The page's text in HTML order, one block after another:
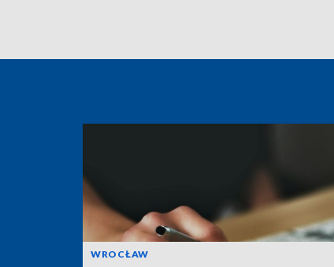
WROCŁAW